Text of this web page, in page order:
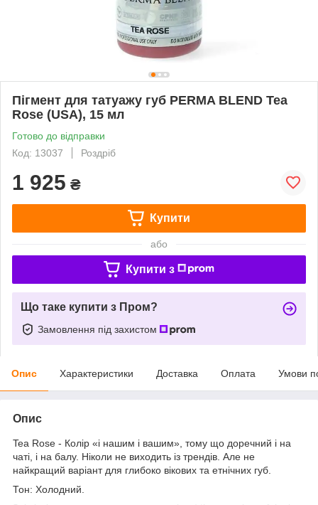
Пігмент для татуажу губ PERMA BLEND Tea
Rose (USA), 15 мл
Готово до відправки
Код: 13037
Роздріб
1 925 ₴
Купити
або
Купити з
Що таке купити з Пром?
Замовлення під захистом
Опис Характеристики Доставка Оплата Умови
Опис
Tea Rose - Колір «і нашим і вашим», тому що доречний і на
чаті, і на балу. Ніколи не виходить із трендів. Але не
найкращий варіант для глибоко вікових та етнічних губ.
Тон: Холодний.